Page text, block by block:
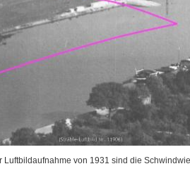
Luftbildaufnahme von 1931 sind die